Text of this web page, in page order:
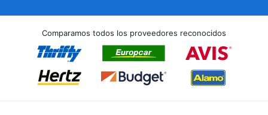
Comparamos todos los proveedores reconocidos